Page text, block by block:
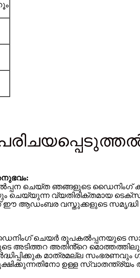
ചെയ്ത ഞങ്ങളുടെ ഡൈനിംഗ്
വ്യതിരിക്തമായ
ഈ ആഡംബര വസ്തുക്കളുടെ
ചെയർ രൂപകൽപ്പനയുടെ
അടിത്തറ അതിൻ്റെ
മാത്രമല്ല സംഭരണവും
ഉള്ള സ്വാതന്ത്ര്യം